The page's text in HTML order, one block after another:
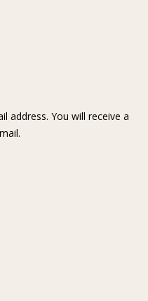
address. You will receive a